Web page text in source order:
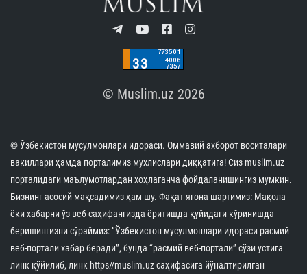
© Muslim.uz 2026
© Ўзбекистон мусулмонлари идораси. Оммавий ахборот воситалари
вакиллари ҳамда порталимиз мухлислари диққатига! Сиз muslim.uz
порталидаги маълумотлардан хоҳлаганча фойдаланишингиз мумкин.
Бизнинг асосий мақсадимиз ҳам шу. Фақат ягона шартимиз: Мақола
ёки хабарни ўз веб-саҳифангизда ёритишда қуйидаги кўринишда
беришингизни сўраймиз: “Ўзбекистон мусулмонлари идораси расмий
веб-портали хабар беради”, бунда “расмий веб-портали” сўзи устига
линк қўйилиб, линк https//muslim.uz саҳифасига йўналтирилган